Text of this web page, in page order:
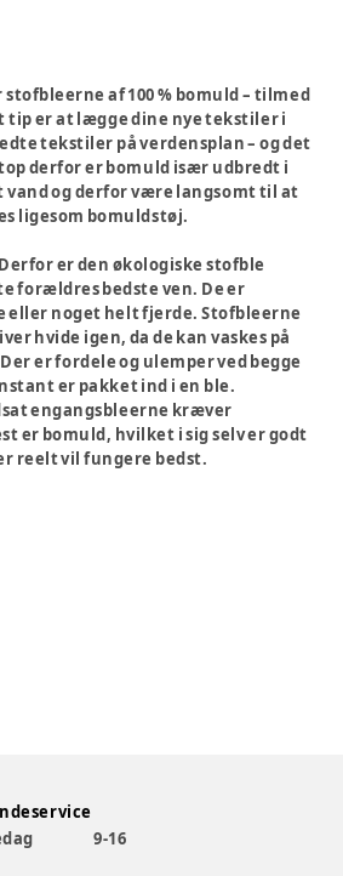
af 100 % bomuld – tilmed
tip er at lægge dine nye tekstiler i
tekstiler på verdensplan – og det
derfor er bomuld især udbredt i
vand og derfor være langsomt til at
ligesom bomuldstøj.
er den økologiske stofble
forældres bedste ven. De er
eller noget helt fjerde. Stofbleerne
hvide igen, da de kan vaskes på
er fordele og ulemper ved begge
er pakket ind i en ble.
engangsbleerne kræver
er bomuld, hvilket i sig selv er godt
reelt vil fungere bedst.
9-16